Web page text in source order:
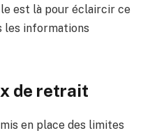
est là pour éclaircir ce
les informations
de retrait
en place des limites